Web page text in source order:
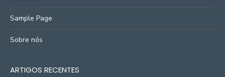
Sample Page
Sobre nós
ARTIGOS RECENTES